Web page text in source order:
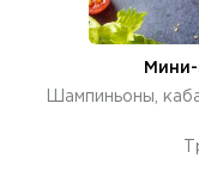
Шампиньоны,